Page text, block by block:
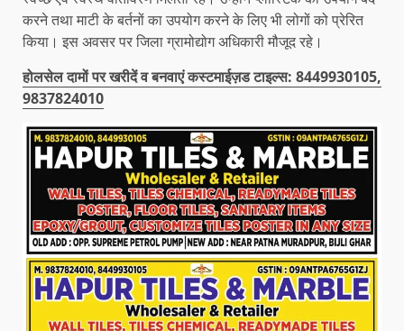
करने तथा माटी के बर्तनों का उपयोग करने के लिए भी लोगों को प्रेरित
किया। इस अवसर पर जिला ग्रामोद्योग अधिकारी मौजूद रहे।
होलसेल दामों पर खरीदें व बनवाएं कस्टमाईज़ड टाइल्स: 8449930105,
9837824010